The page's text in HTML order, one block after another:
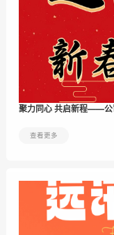
聚力同心 共启新程——公
查看更多